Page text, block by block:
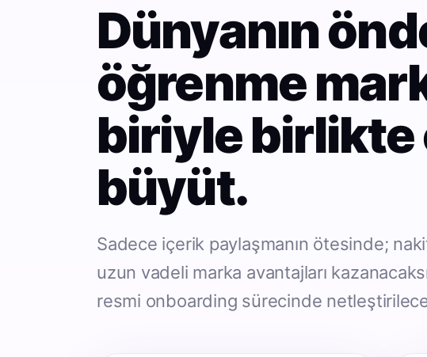
Dünyanın
öğrenme
biriyle birlikte
büyüt.
Sadece içerik paylaşmanın ötesinde;
uzun vadeli marka avantajları
resmi onboarding sürecinde